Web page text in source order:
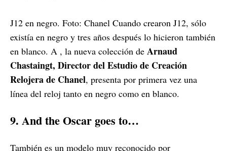
J12 en negro. Foto: Chanel Cuando crearon J12, sólo
existía en negro y tres años después lo hicieron también
en blanco. A , la nueva colección de Arnaud
Chastaingt, Director del Estudio de Creación
Relojera de Chanel, presenta por primera vez una
línea del reloj tanto en negro como en blanco.
9. And the Oscar goes to…
También es un modelo muy reconocido por